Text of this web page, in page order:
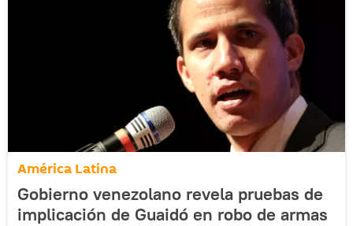
América Latina
Gobierno venezolano revela pruebas de
implicación de Guaidó en robo de armas